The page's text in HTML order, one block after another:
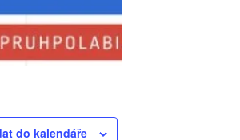
do kalendáře